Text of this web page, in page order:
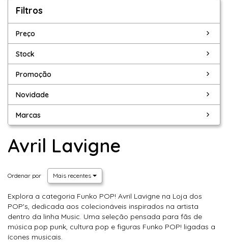
Filtros
Preço
Stock
Promoção
Novidade
Marcas
Avril Lavigne
Ordenar por Mais recentes
Explora a categoria Funko POP! Avril Lavigne na Loja dos
POP's, dedicada aos colecionáveis inspirados na artista
dentro da linha Music. Uma seleção pensada para fãs de
música pop punk, cultura pop e figuras Funko POP! ligadas a
ícones musicais.